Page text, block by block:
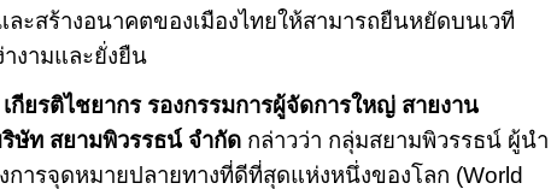
ะสร้างอนาคตของเมืองไทยให้สามารถยืนหยัดบนเวที
งามและยั่งยืน
ยรติไชยากร รองกรรมการผู้จัดการใหญ่ สายงาน
ษัท สยามพิวรรธน์ จำกัด กล่าวว่า กลุ่มสยามพิวรรธน์ ผู้นำ
ารจุดหมายปลายทางที่ดีที่สุดแห่งหนึ่งของโลก (World